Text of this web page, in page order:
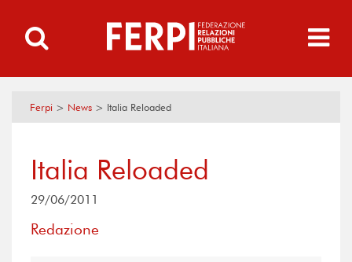
Ferpi > News > Italia Reloaded
Italia Reloaded
29/06/2011
Redazione